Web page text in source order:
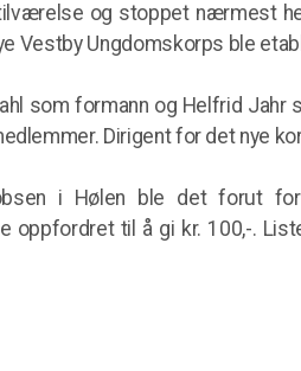
og stoppet nærmest
Vestby Ungdomskorps ble
som formann og Helfrid Jahr
Dirigent for det nye
i Hølen ble det forut
oppfordret til å gi kr. 100,-.